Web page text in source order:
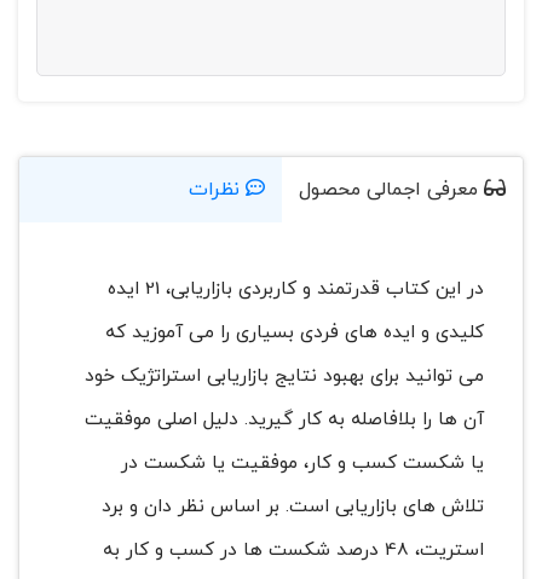
معرفی اجمالی محصول نظرات
در این کتاب قدرتمند و کاربردی بازاریابی، 21 ایده
کلیدی و ایده های فردی بسیاری را می آموزید که
می توانید برای بهبود نتایج بازاریابی استراتژیک خود
آن ها را بلافاصله به کار گیرید. دلیل اصلی موفقیت
یا شکست کسب و کار، موفقیت یا شکست در
تلاش های بازاریابی است. بر اساس نظر دان و برد
استریت، 48 درصد شکست ها در کسب و کار به